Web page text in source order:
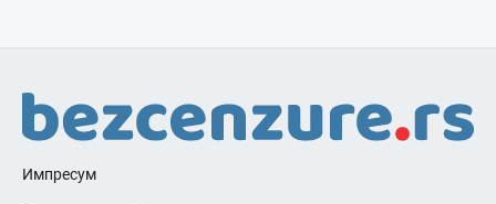
Импресум